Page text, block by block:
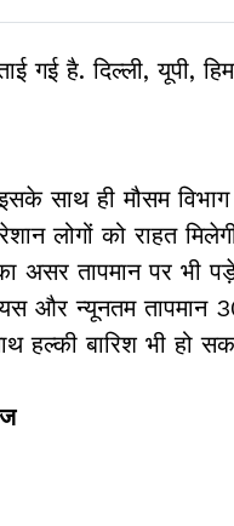
गई है. दिल्ली, यूपी,
साथ ही मौसम
लोगों को राहत
तापमान पर भी
और न्यूनतम तापमान
हल्की बारिश भी हो